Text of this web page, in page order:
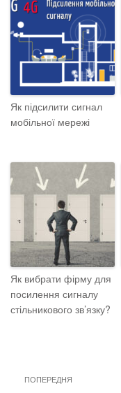
Як підсилити сигнал
мобільної мережі
Як вибрати фірму для
посилення сигналу
стільникового зв’язку?
записів
Previous
ПОПЕРЕДНЯ